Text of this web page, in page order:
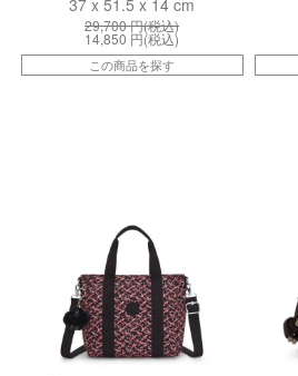
37 x 51.5 x 14 cm
29,700円(税込)
14,850 円(税込)
この商品を探す